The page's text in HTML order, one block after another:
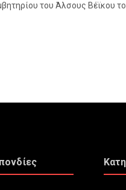
του Άλσους Βέϊκου